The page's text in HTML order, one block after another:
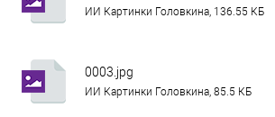
ИИ Картинки Головкина, 136.55 КБ
0003.jpg
ИИ Картинки Головкина, 85.5 КБ